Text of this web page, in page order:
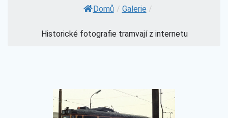
Domů / Galerie /
Historické fotografie tramvají z internetu